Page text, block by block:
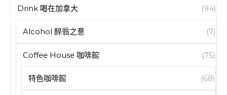
Drink 喝在加拿大 (94)
Alcohol 醉翁之意 (7)
Coffee House 咖啡館 (75)
特色咖啡館 (68)